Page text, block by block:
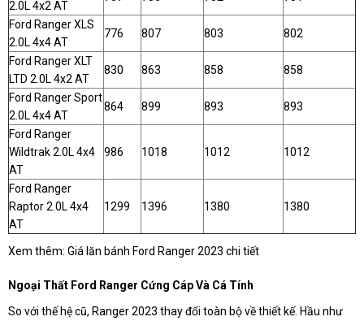
2.0L 4x2 AT
Ford Ranger XLS
2.0L 4x4 AT
776 807 803 802
Ford Ranger XLT
LTD 2.0L 4x2 AT
830 863 858 858
Ford Ranger Sport
2.0L 4x4 AT
864 899 893 893
Ford Ranger
Wildtrak 2.0L 4x4
AT
986 1018 1012 1012
Ford Ranger
Raptor 2.0L 4x4
AT
1299 1396 1380 1380
Xem thêm: Giá lăn bánh Ford Ranger 2023 chi tiết
Ngoại Thất Ford Ranger Cứng Cáp Và Cá Tính
So với thế hệ cũ, Ranger 2023 thay đổi toàn bộ về thiết kế. Hầu như